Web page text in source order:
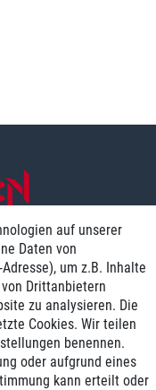
Werktag
Garantie
auf unserer
Daten von
um z.B. Inhalte
Drittanbietern
zu analysieren. Die
Cookies. Wir teilen
benennen.
oder aufgrund eines
kann erteilt oder